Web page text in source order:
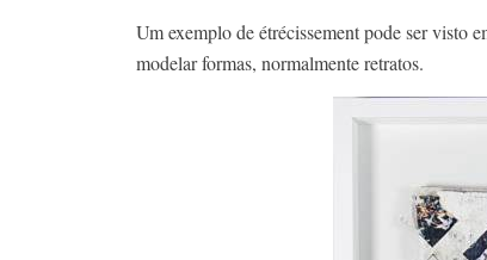
Um exemplo de étrécissement pode ser visto
modelar formas, normalmente retratos.